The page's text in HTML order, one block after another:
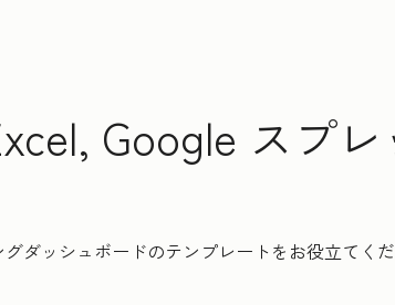
Google スプレ
ダッシュボードのテンプレートをお役立てくだ